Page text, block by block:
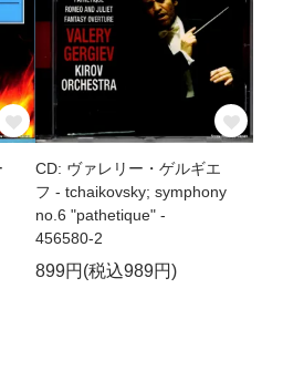
CD: ヴァレリー・ゲルギエ
フ - tchaikovsky; symphony
no.6 "pathetique" -
456580-2
899円(税込989円)